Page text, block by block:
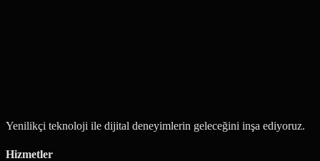
Yenilikçi teknoloji ile dijital deneyimlerin geleceğini inşa ediyoruz.
Hizmetler